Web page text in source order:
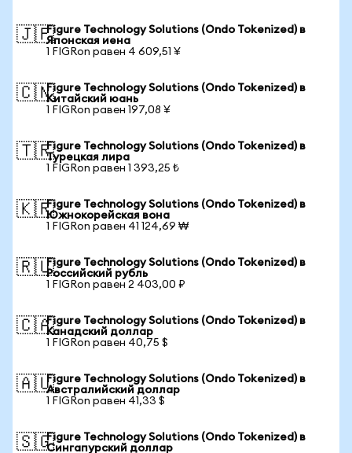
🇯🇵Figure Technology Solutions (Ondo Tokenized) в
Японская иена
1 FIGRon равен 4 609,51 ¥
🇨🇳Figure Technology Solutions (Ondo Tokenized) в
Китайский юань
1 FIGRon равен 197,08 ¥
🇹🇷Figure Technology Solutions (Ondo Tokenized) в
Турецкая лира
1 FIGRon равен 1 393,25 ₺
🇰🇷Figure Technology Solutions (Ondo Tokenized) в
Южнокорейская вона
1 FIGRon равен 41 124,69 ₩
🇷🇺Figure Technology Solutions (Ondo Tokenized) в
Российский рубль
1 FIGRon равен 2 403,00 ₽
🇨🇦Figure Technology Solutions (Ondo Tokenized) в
Канадский доллар
1 FIGRon равен 40,75 $
🇦🇺Figure Technology Solutions (Ondo Tokenized) в
Австралийский доллар
1 FIGRon равен 41,33 $
🇸🇬Figure Technology Solutions (Ondo Tokenized) в
Сингапурский доллар